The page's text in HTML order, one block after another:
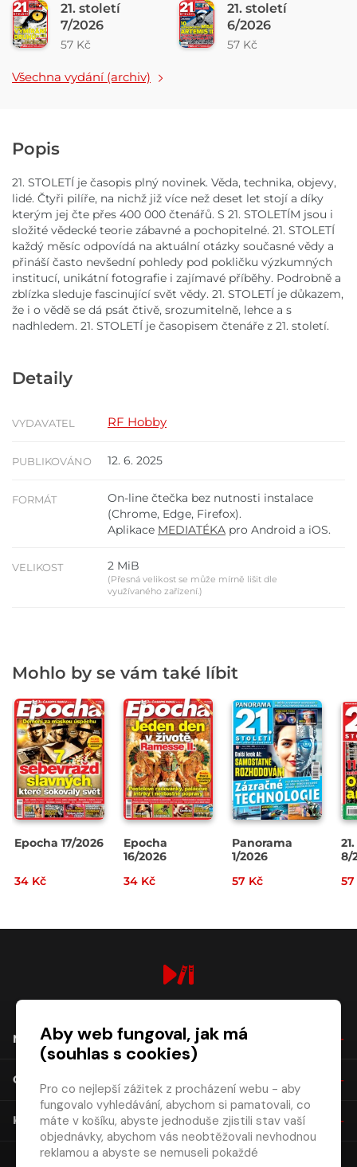
21. století
7/2026
57 Kč
21. století
6/2026
57 Kč
Všechna vydání (archiv)
Popis
21. STOLETÍ je časopis plný novinek. Věda, technika, objevy,
lidé. Čtyři pilíře, na nichž již více než deset let stojí a díky
kterým jej čte přes 400 000 čtenářů. S 21. STOLETÍM jsou i
složité vědecké teorie zábavné a pochopitelné. 21. STOLETÍ
každý měsíc odpovídá na aktuální otázky současné vědy a
přináší často nevšední pohledy pod pokličku výzkumných
institucí, unikátní fotografie i zajímavé příběhy. Podrobně a
zblízka sleduje fascinující svět vědy. 21. STOLETÍ je důkazem,
že i o vědě se dá psát čtivě, srozumitelně, lehce a s
nadhledem. 21. STOLETÍ je časopisem čtenáře z 21. století.
Detaily
VYDAVATEL RF Hobby
PUBLIKOVÁNO 12. 6. 2025
FORMÁT
On-line čtečka bez nutnosti instalace
(Chrome, Edge, Firefox).
Aplikace MEDIATÉKA pro Android a iOS.
VELIKOST 2 MiB
(Přesná velikost se může mírně lišit dle
využívaného zařízení.)
Mohlo by se vám také líbit
Epocha 17/2026
34 Kč
Epocha
16/2026
34 Kč
Panorama
1/2026
57 Kč
8/
57
NÁKUP
O SPOLEČNOSTI
KONTAKT
Aby web fungoval, jak má
(souhlas s cookies)
Pro co nejlepší zážitek z procházení webu - aby
fungovalo vyhledávání, abychom si pamatovali, co
máte v košíku, abyste jednoduše zjistili stav vaší
objednávky, abychom vás neobtěžovali nevhodnou
reklamou a abyste se nemuseli pokaždé